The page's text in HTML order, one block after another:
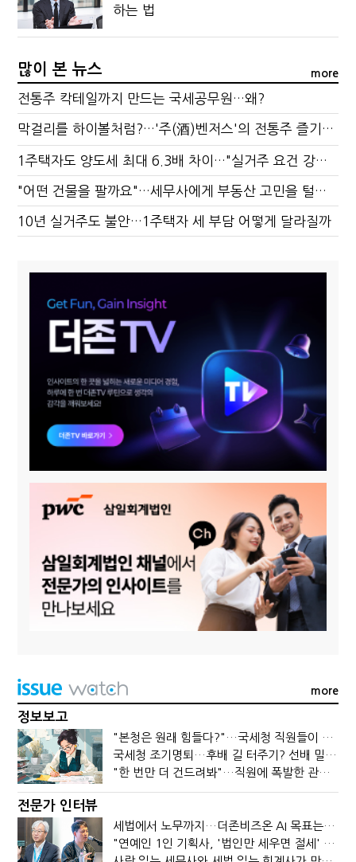
하는 법
많이 본 뉴스 more
전통주 칵테일까지 만드는 국세공무원…왜?
막걸리를 하이볼처럼?…'주(酒)벤저스'의 전통주 즐기는 법
1주택자도 양도세 최대 6.3배 차이…"실거주 요건 강화하자"
"어떤 건물을 팔까요"…세무사에게 부동산 고민을 털어놓는 이유
10년 실거주도 불안…1주택자 세 부담 어떻게 달라질까
more
정보보고
"본청은 원래 힘들다?"…국세청 직원들이 떠나는 이유
국세청 조기명퇴…후배 길 터주기? 선배 밀어내기?
"한 번만 더 건드려봐"…직원에 폭발한 관세청장, 왜?
전문가 인터뷰
세법에서 노무까지…더존비즈온 AI 목표는 '전문가의 시간'
"연예인 1인 기획사, '법인만 세우면 절세' 시대 끝났다"